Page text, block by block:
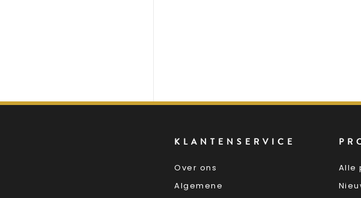
KLANTENSERVICE
Over ons
Algemene
Alle